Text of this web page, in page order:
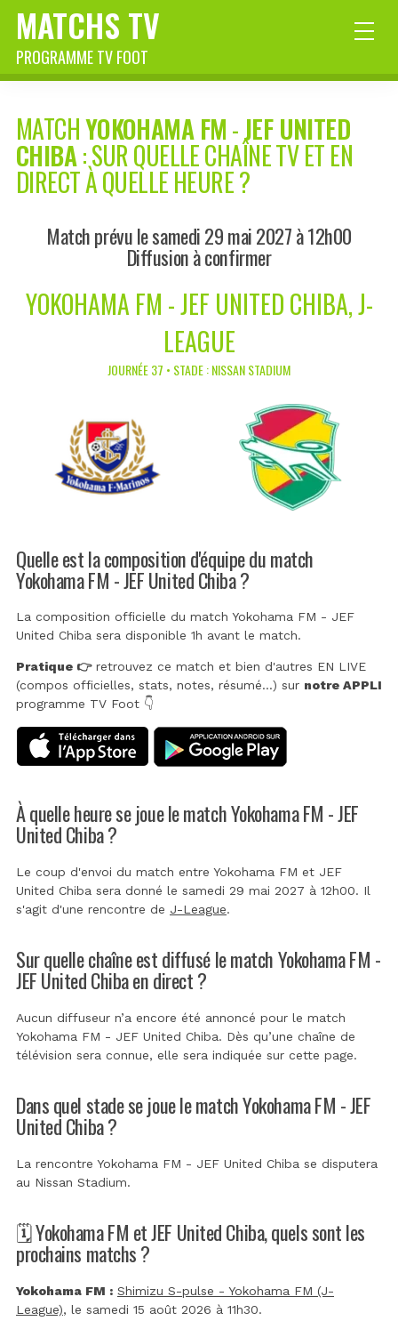
MATCHS TV
PROGRAMME TV FOOT
MATCHYOKOHAMA FM-JEF UNITED
CHIBA: SUR QUELLE CHAÎNE TV ET EN
DIRECT À QUELLE HEURE ?
Match prévu le samedi 29 mai 2027 à 12h00
Diffusion à confirmer
YOKOHAMA FM - JEF UNITED CHIBA, J-
LEAGUE
JOURNÉE 37 • STADE : NISSAN STADIUM
Quelle est la composition d'équipe du match
Yokohama FM - JEF United Chiba ?
La composition officielle du match Yokohama FM - JEF
United Chiba sera disponible 1h avant le match.
Pratique 👉retrouvez ce match et bien d'autres EN LIVE
(compos officielles, stats, notes, résumé...) sur notre APPLI
programme TV Foot 👇
À quelle heure se joue le match Yokohama FM - JEF
United Chiba ?
Le coup d'envoi du match entre Yokohama FM et JEF
United Chiba sera donné le samedi 29 mai 2027 à 12h00. Il
s'agit d'une rencontre de J-League.
Sur quelle chaîne est diffusé le match Yokohama FM -
JEF United Chiba en direct ?
Aucun diffuseur n’a encore été annoncé pour le match
Yokohama FM - JEF United Chiba. Dès qu’une chaîne de
télévision sera connue, elle sera indiquée sur cette page.
Dans quel stade se joue le match Yokohama FM - JEF
United Chiba ?
La rencontre Yokohama FM - JEF United Chiba se disputera
au Nissan Stadium.
🗓️ Yokohama FM et JEF United Chiba, quels sont les
prochains matchs ?
Yokohama FM : Shimizu S-pulse - Yokohama FM (J-
League), le samedi 15 août 2026 à 11h30.